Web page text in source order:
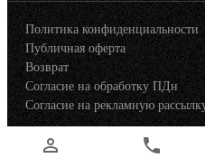
Политика конфиденциальности
Публичная оферта
Возврат
Согласие на обработку ПДн
Согласие на рекламную